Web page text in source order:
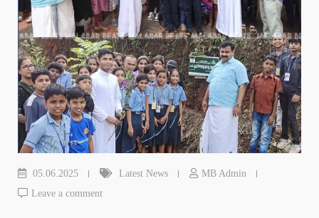
05.06.2025 Latest News
MB Admin
Leave a comment